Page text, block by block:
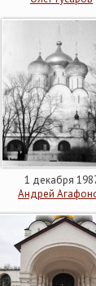
1 декабря
Андрей